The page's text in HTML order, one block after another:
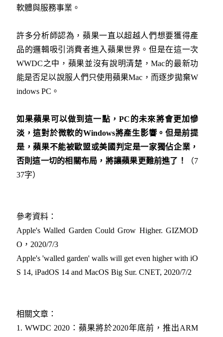
軟體與服務事業。
許多分析師認為，蘋果一直以超越人們想要獲得產
品的邏輯吸引消費者進入蘋果世界。但是在這一次
WWDC之中，蘋果並沒有說明清楚，Mac的最新功
能是否足以說服人們只使用蘋果Mac，而逐步拋棄W
indows PC。
如果蘋果可以做到這一點， PC的未來將會更加慘
淡，這對於微軟的Windows將產生影響。但是前提
是，蘋果不能被歐盟或美國判定是一家獨佔企業，
否則這一切的相關布局，將讓蘋果更難前進了！
（7
37字）
參考資料：
Apple's Walled Garden Could Grow Higher. GIZMOD
O，2020/7/3
Apple's 'walled garden' walls will get even higher with iO
S 14, iPadOS 14 and MacOS Big Sur. CNET, 2020/7/2
相關文章：
1.WWDC 2020：蘋果將於2020年底前，推出ARM